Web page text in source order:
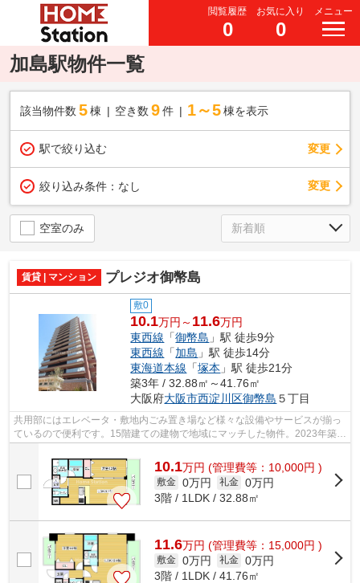
閲覧履歴
0
お気に入り
0
メニュー
加島駅物件一覧
該当物件数 5棟 空き数 9 件 1～5 棟を表示
駅で絞り込む 変更
絞り込み条件： なし 変更
空室のみ
賃貸 | マンション プレジオ御幣島
敷0
10.1万円～ 11.6万円
東西線 「御幣島 」駅 徒歩9分
東西線 「加島 」駅 徒歩14分
東海道本線 「塚本 」駅 徒歩21分
築3年 / 32.88㎡～41.76㎡
大阪府大阪市西淀川区御幣島 ５丁目
共用部にはエレベータ・敷地内ごみ置き場など様々な設備やサービスが揃っ
ているので便利です。15階建ての建物で地域にマッチした物件。2023年築
10.1万円 (管理費等：10,000円 )
敷金 0万円 礼金 0万円
3階 / 1LDK / 32.88㎡
11.6万円 (管理費等：15,000円 )
敷金 0万円 礼金 0万円
3階 / 1LDK / 41.76㎡